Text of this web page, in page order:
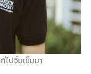
ไปจิ้มเข็มมา